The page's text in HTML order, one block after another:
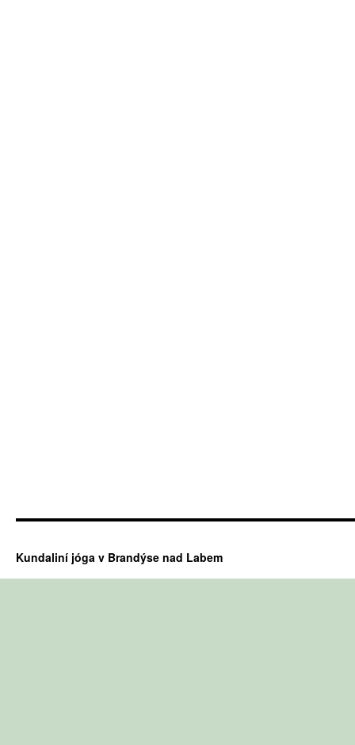
Kundaliní jóga v Brandýse nad Labem